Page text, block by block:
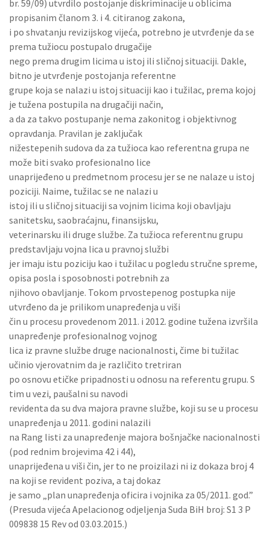
br. 59/09) utvrdilo postojanje diskriminacije u oblicima
propisanim članom 3. i 4. citiranog zakona,
i po shvatanju revizijskog vijeća, potrebno je utvrđenje da se
prema tužiocu postupalo drugačije
nego prema drugim licima u istoj ili sličnoj situaciji. Dakle,
bitno je utvrđenje postojanja referentne
grupe koja se nalazi u istoj situaciji kao i tužilac, prema kojoj
je tužena postupila na drugačiji način,
a da za takvo postupanje nema zakonitog i objektivnog
opravdanja. Pravilan je zaključak
nižestepenih sudova da za tužioca kao referentna grupa ne
može biti svako profesionalno lice
unaprijeđeno u predmetnom procesu jer se ne nalaze u istoj
poziciji. Naime, tužilac se ne nalazi u
istoj ili u sličnoj situaciji sa vojnim licima koji obavljaju
sanitetsku, saobraćajnu, finansijsku,
veterinarsku ili druge službe. Za tužioca referentnu grupu
predstavljaju vojna lica u pravnoj službi
jer imaju istu poziciju kao i tužilac u pogledu stručne spreme,
opisa posla i sposobnosti potrebnih za
njihovo obavljanje. Tokom prvostepenog postupka nije
utvrđeno da je prilikom unapređenja u viši
čin u procesu provedenom 2011. i 2012. godine tužena izvršila
unapređenje profesionalnog vojnog
lica iz pravne službe druge nacionalnosti, čime bi tužilac
učinio vjerovatnim da je različito tretriran
po osnovu etičke pripadnosti u odnosu na referentu grupu. S
tim u vezi, paušalni su navodi
revidenta da su dva majora pravne službe, koji su se u procesu
unapređenja u 2011. godini nalazili
na Rang listi za unapređenje majora bošnjačke nacionalnosti
(pod rednim brojevima 42 i 44),
unaprijeđena u viši čin, jer to ne proizilazi ni iz dokaza broj 4
na koji se revident poziva, a taj dokaz
je samo „plan unapređenja oficira i vojnika za 05/2011. god.”
(Presuda vijeća Apelacionog odjeljenja Suda BiH broj: S1 3 P
009838 15 Rev od 03.03.2015.)